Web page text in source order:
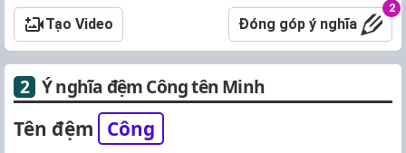
Tạo Video Đóng góp ý nghĩa
2
Ý nghĩa đệm Công tên Minh
Tên đệm Công